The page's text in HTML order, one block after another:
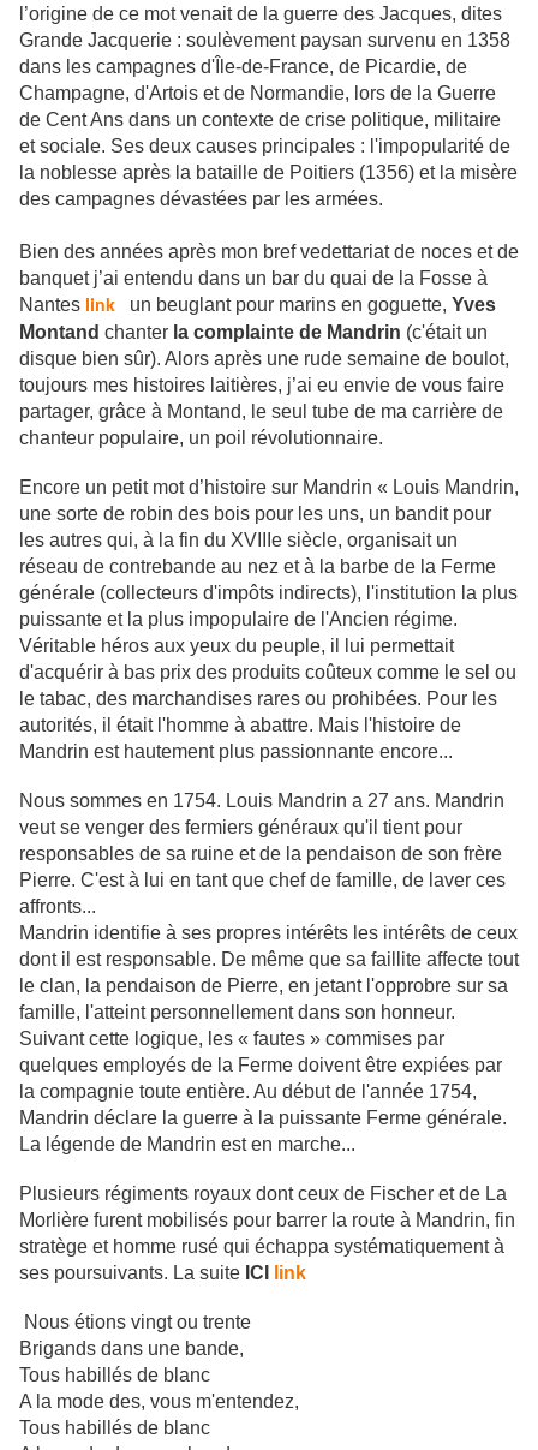
l’origine de ce mot venait de la guerre des Jacques, dites
Grande Jacquerie : soulèvement paysan survenu en 1358
dans les campagnes d'Île-de-France, de Picardie, de
Champagne, d'Artois et de Normandie, lors de la Guerre
de Cent Ans dans un contexte de crise politique, militaire
et sociale. Ses deux causes principales : l'impopularité de
la noblesse après la bataille de Poitiers (1356) et la misère
des campagnes dévastées par les armées.
Bien des années après mon bref vedettariat de noces et de
banquet j’ai entendu dans un bar du quai de la Fosse à
Nantes link un beuglant pour marins en goguette, Yves
Montand chanter la complainte de Mandrin (c'était un
disque bien sûr). Alors après une rude semaine de boulot,
toujours mes histoires laitières, j’ai eu envie de vous faire
partager, grâce à Montand, le seul tube de ma carrière de
chanteur populaire, un poil révolutionnaire.
Encore un petit mot d’histoire sur Mandrin « Louis Mandrin,
une sorte de robin des bois pour les uns, un bandit pour
les autres qui, à la fin du XVIIIe siècle, organisait un
réseau de contrebande au nez et à la barbe de la Ferme
générale (collecteurs d'impôts indirects), l'institution la plus
puissante et la plus impopulaire de l'Ancien régime.
Véritable héros aux yeux du peuple, il lui permettait
d'acquérir à bas prix des produits coûteux comme le sel ou
le tabac, des marchandises rares ou prohibées. Pour les
autorités, il était l'homme à abattre. Mais l'histoire de
Mandrin est hautement plus passionnante encore...
Nous sommes en 1754. Louis Mandrin a 27 ans. Mandrin
veut se venger des fermiers généraux qu'il tient pour
responsables de sa ruine et de la pendaison de son frère
Pierre. C'est à lui en tant que chef de famille, de laver ces
affronts...
Mandrin identifie à ses propres intérêts les intérêts de ceux
dont il est responsable. De même que sa faillite affecte tout
le clan, la pendaison de Pierre, en jetant l'opprobre sur sa
famille, l'atteint personnellement dans son honneur.
Suivant cette logique, les « fautes » commises par
quelques employés de la Ferme doivent être expiées par
la compagnie toute entière. Au début de l'année 1754,
Mandrin déclare la guerre à la puissante Ferme générale.
La légende de Mandrin est en marche...
Plusieurs régiments royaux dont ceux de Fischer et de La
Morlière furent mobilisés pour barrer la route à Mandrin, fin
stratège et homme rusé qui échappa systématiquement à
ses poursuivants. La suite ICI link
Nous étions vingt ou trente
Brigands dans une bande,
Tous habillés de blanc
A la mode des, vous m'entendez,
Tous habillés de blanc